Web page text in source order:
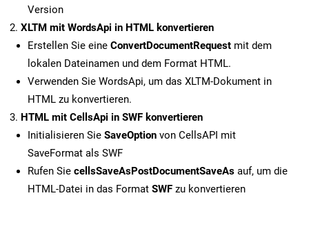
Version
XLTM mit WordsApi in HTML konvertieren
Erstellen Sie eine ConvertDocumentRequest mit dem
lokalen Dateinamen und dem Format HTML.
Verwenden Sie WordsApi, um das XLTM-Dokument in
HTML zu konvertieren.
HTML mit CellsApi in SWF konvertieren
Initialisieren Sie SaveOption von CellsAPI mit
SaveFormat als SWF
Rufen Sie cellsSaveAsPostDocumentSaveAs auf, um die
HTML-Datei in das Format SWF zu konvertieren